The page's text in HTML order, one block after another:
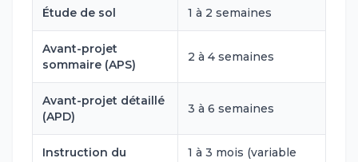
Étude de sol 1 à 2 semaines
Avant-projet
sommaire (APS)
2 à 4 semaines
Avant-projet détaillé
(APD)
3 à 6 semaines
Instruction du
1 à 3 mois (variable